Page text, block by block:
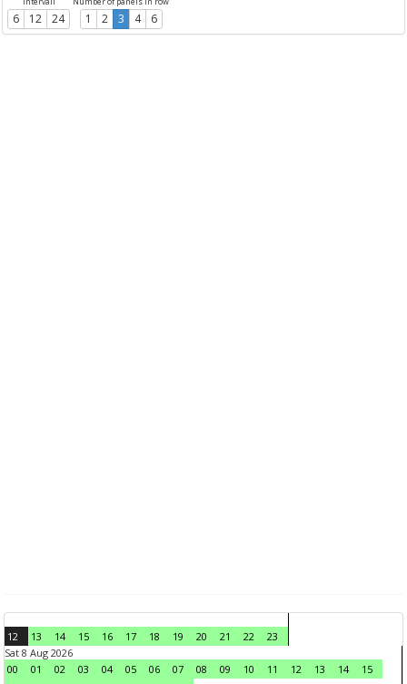
6 12 24 1 2 3 4 6
12 13 14 15 16 17 18 19 20 21 22
23
Sat 8 Aug 2026
00
01 02 03 04 05 06 07 08 09 10 11 12 13 14
15